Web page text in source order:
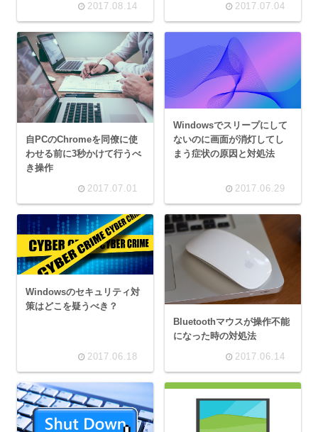
2017.08.14 2017.07.04
自PCのChromeを同僚に使
わせる前に3秒かけて行うべ
き操作
2017.07.01
Windowsでスリープにして
ないのに画面が消灯してし
まう症状の原因と対処法
2017.06.29
Windowsのセキュリティ対
策はどこを疑うべき？
2017.06.18
Bluetoothマウスが操作不能
になった時の対処法
2017.06.14